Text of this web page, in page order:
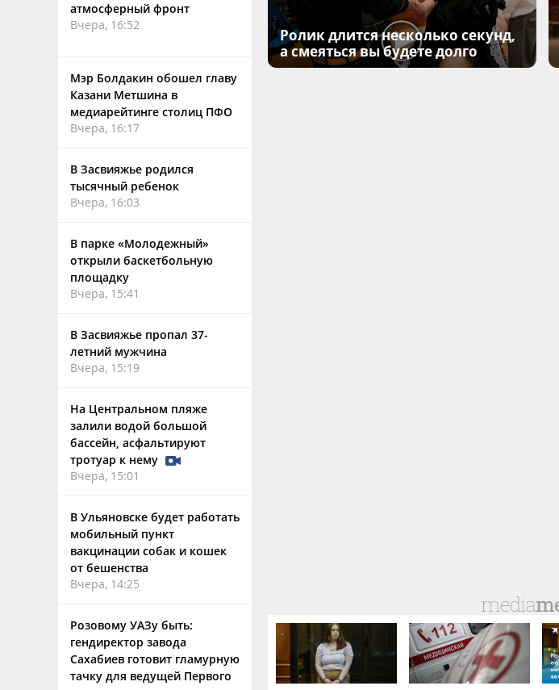
атмосферный фронт
Вчера, 16:52
Мэр Болдакин обошел главу
Казани Метшина в
медиарейтинге столиц ПФО
Вчера, 16:17
В Засвияжье родился
тысячный ребенок
Вчера, 16:03
В парке «Молодежный»
открыли баскетбольную
площадку
Вчера, 15:41
В Засвияжье пропал 37-
летний мужчина
Вчера, 15:19
На Центральном пляже
залили водой большой
бассейн, асфальтируют
тротуар к нему
Вчера, 15:01
В Ульяновске будет работать
мобильный пункт
вакцинации собак и кошек
от бешенства
Вчера, 14:25
Розовому УАЗу быть:
гендиректор завода
Сахабиев готовит гламурную
тачку для ведущей Первого
Ролик длится несколько секунд,
а смеяться вы будете долго